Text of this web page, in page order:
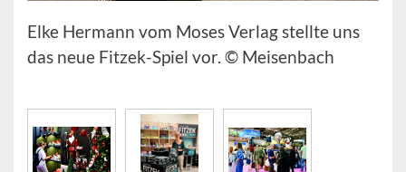
Elke Hermann vom Moses Verlag stellte uns
das neue Fitzek-Spiel vor. © Meisenbach